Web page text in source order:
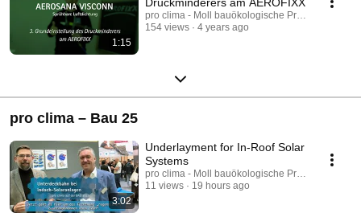
zu diesem Thema auch unsere Homepage:
https://de.proclima.com/aktion/aerofixx/aerofixx-stoerungsdiagnose
1:15
pro clima - Moll bauökologische Produkte GmbH
154 views
4 years ago
pro clima – Bau 25
3:02
Underlayment for In-Roof Solar
Systems
pro clima - Moll bauökologische Produkte GmbH
11 views
19 hours ago